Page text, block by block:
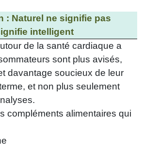
: Naturel ne signifie pas
intelligent
de la santé cardiaque a
sont plus avisés,
davantage soucieux de leur
et non plus seulement
compléments alimentaires qui